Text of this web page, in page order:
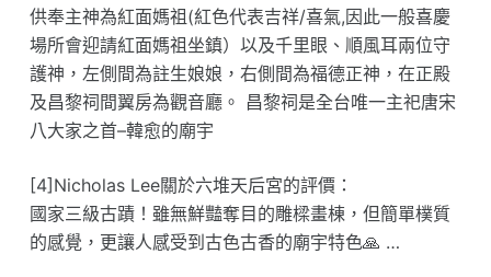
供奉主神為紅面媽祖(紅色代表吉祥/喜氣,因此一般喜慶
場所會迎請紅面媽祖坐鎮）以及千里眼、順風耳兩位守
護神，左側間為註生娘娘，右側間為福德正神，在正殿
及昌黎祠間翼房為觀音廳。 昌黎祠是全台唯一主祀唐宋
八大家之首–韓愈的廟宇
[4]Nicholas Lee關於六堆天后宮的評價：
國家三級古蹟！雖無鮮豔奪目的雕樑畫棟，但簡單樸質
的感覺，更讓人感受到古色古香的廟宇特色🙏 …